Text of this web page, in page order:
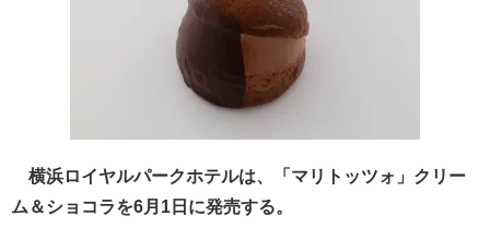
横浜ロイヤルパークホテルは、「マリトッツォ」クリー
ム＆ショコラを6月1日に発売する。